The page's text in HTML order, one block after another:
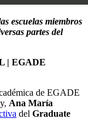
escuelas miembros
partes del
| EGADE
de EGADE
Ana María
del Graduate